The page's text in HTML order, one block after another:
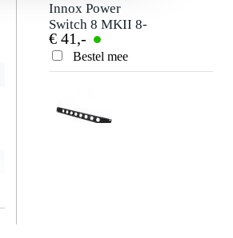
Innox Power
Switch 8 MKII 8-
voudige DJ-switch
€ 41,-
Bestel mee